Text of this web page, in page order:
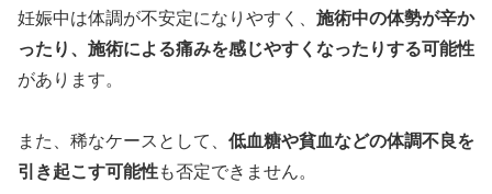
妊娠中は体調が不安定になりやすく、 施術中の体勢が辛か
ったり、施術による痛みを感じやすくなったりする可能性
があります。
また、稀なケースとして、 低血糖や貧血などの体調不良を
引き起こす可能性も否定できません。